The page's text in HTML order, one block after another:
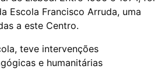
Escola Francisco Arruda, uma
a este Centro.
teve intervenções
e humanitárias